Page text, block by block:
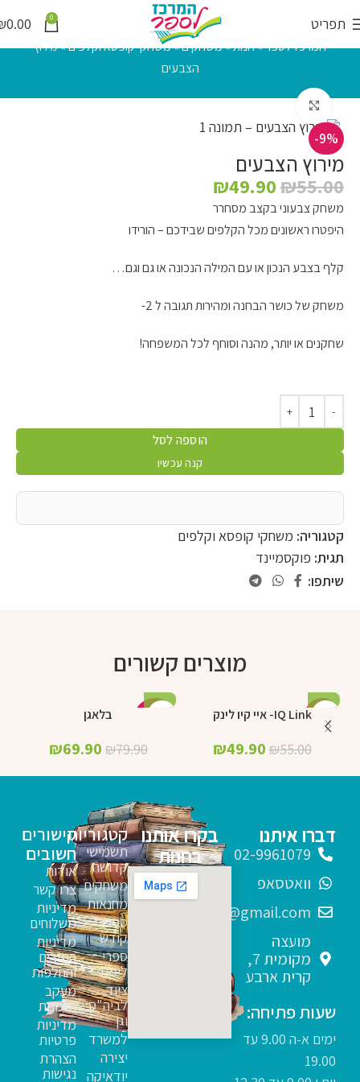
תפריט 0
0.00
המרכז לספר»חנות»משחקים»משחקי קופסא וקלפים»מירוץ
הצבעים
מירוץ הצבעים
₪55.00
₪49.90
משחק צבעוני בקצב מסחרר
היפטרו ראשונים מכל הקלפים שבידכם – הורידו
קלף בצבע הנכון או עם המילה הנכונה או גם וגם…
משחק של כושר הבחנה ומהירות תגובה ל 2-
שחקנים או יותר, מהנה וסוחף לכל המשפחה!
הוספה לסל
קנה עכשיו
קטגוריה: משחקי קופסא וקלפים
תגית: פוקסמיינד
שיתפו:
-9%
מוצרים קשורים
-9%IQ Link- איי קיו לינק
₪55.00
₪49.90
בלאגן
₪79.90
₪69.90
קטגוריות
תשמישי
קדושה
משחקים
מחנאות
ספרי
קודש
ספרי
לימוד
ציוד
לביה"ס
וגן
למשרד
יצירה
יודאיקה
קישורים
חשובים
אודות
צרו קשר
מדיניות
משלוחים
מדיניות
החזרים
והחלפות
מעקב
הזמנות
מדיניות
פרטיות
הצהרת
נגישות
דברו איתנו
02-9961079
וואטסאפ
sfarim.k4@gmail.com
מועצה
מקומית 7,
קרית ארבע
שעות פתיחה:
ימים א-ה 9.00 עד
19.00
בקרו אותנו
בחנות